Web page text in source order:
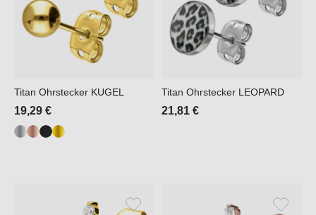
Titan Ohrstecker KUGEL
19,29 €
Titan Ohrstecker LEOPARD
21,81 €